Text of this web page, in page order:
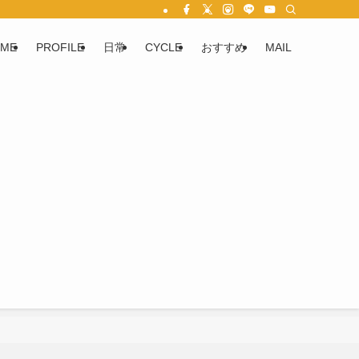
PROFILE 日常 CYCLE おすすめ MAIL